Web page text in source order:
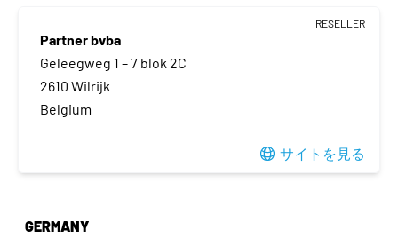
RESELLER
Partner bvba
Geleegweg 1 – 7 blok 2C
2610 Wilrijk
Belgium
サイトを見る
GERMANY